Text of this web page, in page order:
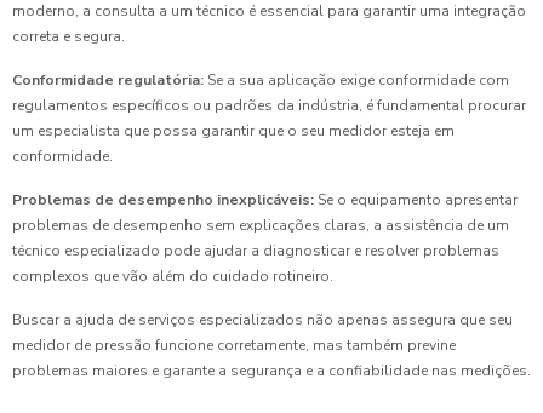
moderno, a consulta a um técnico é essencial para garantir uma integração
correta e segura.
Conformidade regulatória: Se a sua aplicação exige conformidade com
regulamentos específicos ou padrões da indústria, é fundamental procurar
um especialista que possa garantir que o seu medidor esteja em
conformidade.
Problemas de desempenho inexplicáveis: Se o equipamento apresentar
problemas de desempenho sem explicações claras, a assistência de um
técnico especializado pode ajudar a diagnosticar e resolver problemas
complexos que vão além do cuidado rotineiro.
Buscar a ajuda de serviços especializados não apenas assegura que seu
medidor de pressão funcione corretamente, mas também previne
problemas maiores e garante a segurança e a confiabilidade nas medições.